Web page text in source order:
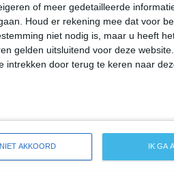
of meer gedetailleerde
Houd er rekening mee dat voor
niet nodig is, maar u heeft
gelden uitsluitend voor deze
door terug te keren naar
AKKOORD IK GA
12:00
NNW 4 NNO 4